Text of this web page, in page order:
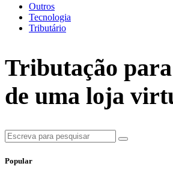
Outros
Tecnologia
Tributário
Tributação para
de uma loja
Popular